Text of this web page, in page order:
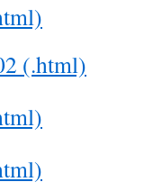
(.html)